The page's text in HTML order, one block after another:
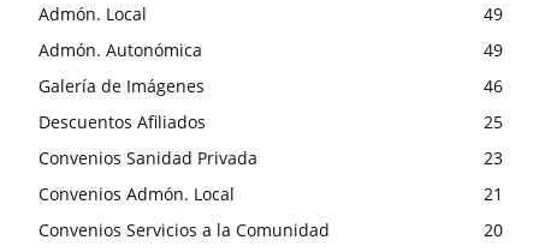
Admón. Local
49
Admón. Autonómica
49
Galería de Imágenes
46
Descuentos Afiliados
25
Convenios Sanidad Privada
23
Convenios Admón. Local
21
Convenios Servicios a la Comunidad
20